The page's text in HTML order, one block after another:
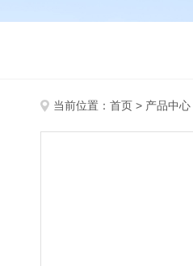
当前位置： 首页 > 产品中心